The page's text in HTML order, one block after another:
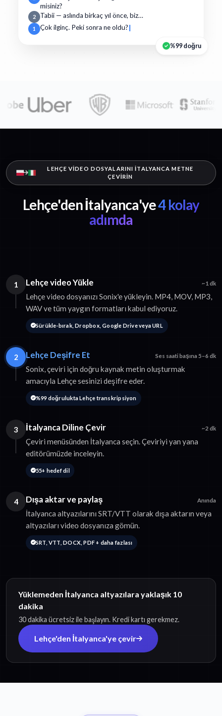
misiniz?
2 Tabii — aslında birkaç yıl önce, biz…
1 Çok ilginç. Peki sonra ne oldu?
%99 doğru
LEHÇE VIDEO DOSYALARINI İTALYANCA METNE
ÇEVIRIN
Lehçe'den İtalyanca'ye4 kolay
adımda
1 Lehçe video Yükle ~1 dk
Lehçe video dosyanızı Sonix'e yükleyin. MP4, MOV, MP3,
WAV ve tüm yaygın formatları kabul ediyoruz.
Sürükle-bırak, Dropbox, Google Drive veya URL
2 Lehçe Deşifre Et Ses saati başına 5–6 dk
Sonix, çeviri için doğru kaynak metin oluşturmak
amacıyla Lehçe sesinizi deşifre eder.
%99 doğrulukta Lehçe transkripsiyon
3 İtalyanca Diline Çevir ~2 dk
Çeviri menüsünden İtalyanca seçin. Çeviriyi yan yana
editörümüzde inceleyin.
55+ hedef dil
4 Dışa aktar ve paylaş Anında
İtalyanca altyazılarını SRT/VTT olarak dışa aktarın veya
altyazıları video dosyanıza gömün.
SRT, VTT, DOCX, PDF + daha fazlası
Yüklemeden İtalyanca altyazılara yaklaşık 10
dakika
30 dakika ücretsiz ile başlayın. Kredi kartı gerekmez.
Lehçe'den İtalyanca'ye çevir